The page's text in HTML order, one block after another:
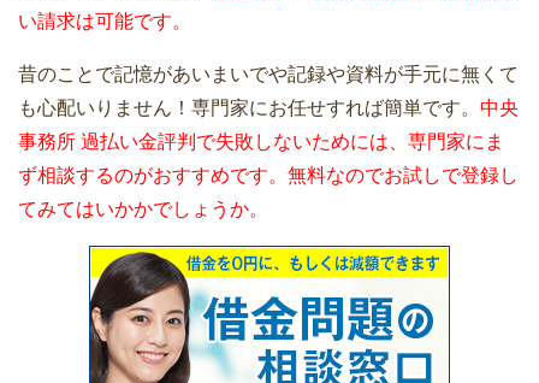
い請求は可能です。
昔のことで記憶があいまいでや記録や資料が手元に無くて
も心配いりません！専門家にお任せすれば簡単です。 中央
事務所 過払い金評判で失敗しないためには、専門家にま
ず相談するのがおすすめです。無料なのでお試しで登録し
てみてはいかかでしょうか。